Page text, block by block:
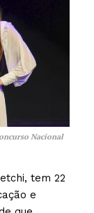
Nacional
tem 22
e